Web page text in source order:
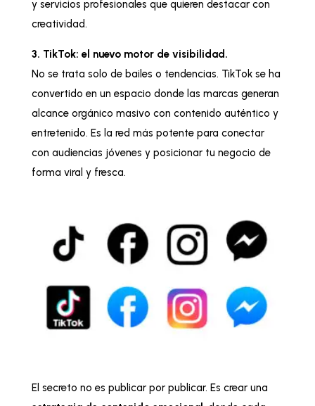
y servicios profesionales que quieren destacar con
creatividad.
3. TikTok: el nuevo motor de visibilidad.
No se trata solo de bailes o tendencias. TikTok se ha
convertido en un espacio donde las marcas generan
alcance orgánico masivo con contenido auténtico y
entretenido. Es la red más potente para conectar
con audiencias jóvenes y posicionar tu negocio de
forma viral y fresca.
El secreto no es publicar por publicar. Es crear una